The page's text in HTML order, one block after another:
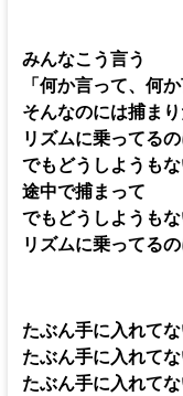
みんなこう言う
「何か言って、何
そんなのには捕ま
リズムに乗ってる
でもどうしようも
途中で捕まって
でもどうしようも
リズムに乗ってる
たぶん手に入れて
たぶん手に入れて
たぶん手に入れて